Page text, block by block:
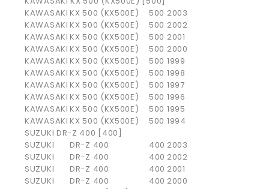
KAWASAKI KX 500 (KX500E) 500 2003
KAWASAKI KX 500 (KX500E) 500 2002
KAWASAKI KX 500 (KX500E) 500 2001
KAWASAKI KX 500 (KX500E) 500 2000
KAWASAKI KX 500 (KX500E) 500 1999
KAWASAKI KX 500 (KX500E) 500 1998
KAWASAKI KX 500 (KX500E) 500 1997
KAWASAKI KX 500 (KX500E) 500 1996
KAWASAKI KX 500 (KX500E) 500 1995
KAWASAKI KX 500 (KX500E) 500 1994
SUZUKI DR-Z 400 [400]
SUZUKI
DR-Z 400 400 2003
SUZUKI
DR-Z 400 400 2002
SUZUKI
DR-Z 400 400 2001
SUZUKI
DR-Z 400 400 2000